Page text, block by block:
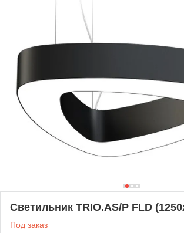
Светильник TRIO.AS/P FLD
Под заказ